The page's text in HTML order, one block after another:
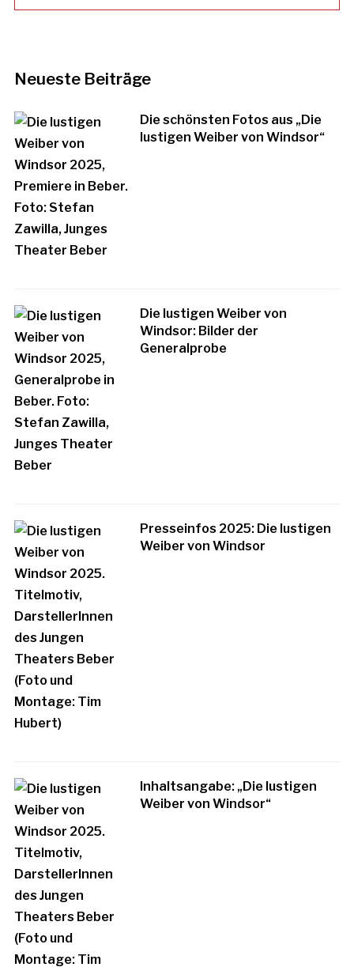
Neueste Beiträge
Die schönsten Fotos aus „Die
lustigen Weiber von Windsor“
Die lustigen Weiber von
Windsor: Bilder der
Generalprobe
Presseinfos 2025: Die lustigen
Weiber von Windsor
Inhaltsangabe: „Die lustigen
Weiber von Windsor“